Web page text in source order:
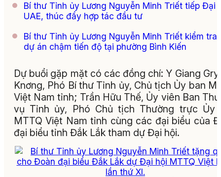
Bí thư Tỉnh ủy Lương Nguyễn Minh Triết tiếp Đại
UAE, thúc đẩy hợp tác đầu tư
Bí thư Tỉnh ủy Lương Nguyễn Minh Triết kiểm tra
dự án chậm tiến độ tại phường Bình Kiến
Dự buổi gặp mặt có các đồng chí: Y Giang
Knơng, Phó Bí thư Tỉnh ủy, Chủ tịch Ủy ban
Việt Nam tỉnh; Trần Hữu Thế, Ủy viên Ban
vụ Tỉnh ủy, Phó Chủ tịch Thường trực Ủy
MTTQ Việt Nam tỉnh cùng các đại biểu của
đại biểu tỉnh Đắk Lắk tham dự Đại hội.